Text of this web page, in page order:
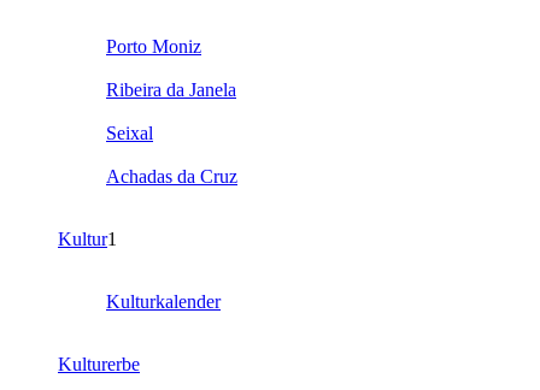
Porto Moniz
Ribeira da Janela
Seixal
Achadas da Cruz
Kultur1
Kulturkalender
Kulturerbe